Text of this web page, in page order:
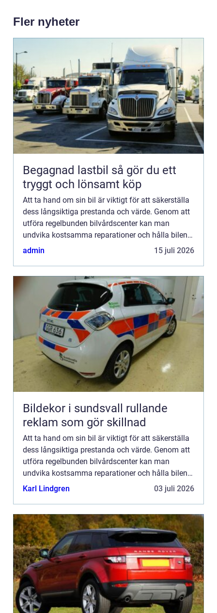
Fler nyheter
Begagnad lastbil så gör du ett
tryggt och lönsamt köp
Att ta hand om sin bil är viktigt för att säkerställa
dess långsiktiga prestanda och värde. Genom att
utföra regelbunden bilvårdscenter kan man
undvika kostsamma reparationer och hålla bilen i
ett skick...
admin 15 juli 2026
Bildekor i sundsvall rullande
reklam som gör skillnad
Att ta hand om sin bil är viktigt för att säkerställa
dess långsiktiga prestanda och värde. Genom att
utföra regelbunden bilvårdscenter kan man
undvika kostsamma reparationer och hålla bilen i
ett skick...
Karl Lindgren 03 juli 2026